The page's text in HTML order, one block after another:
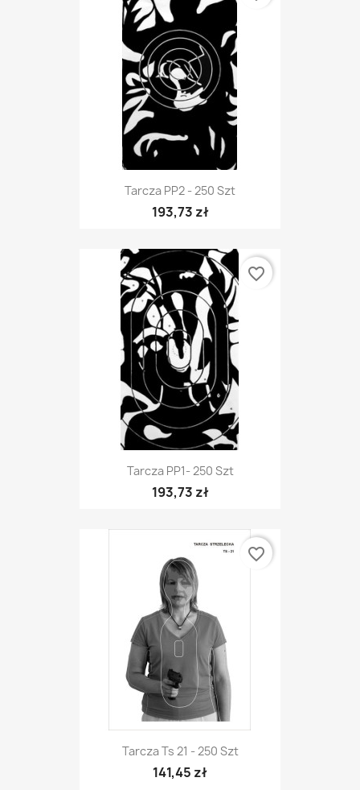
Tarcza PP2 - 250 Szt
193,73 zł
Tarcza PP1- 250 Szt
193,73 zł
favorite_border
Tarcza Ts 21 - 250 Szt
141,45 zł
favorite_border